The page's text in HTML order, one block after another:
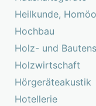
Heilkunde,
Hochbau
Holz- und
Holzwirtschaft
Hörgeräteakustik
Hotellerie